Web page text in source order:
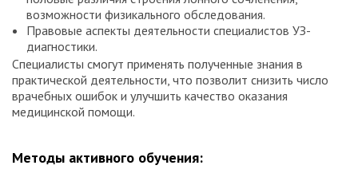
возможности физикального обследования.
Правовые аспекты деятельности специалистов УЗ-
диагностики.
Специалисты смогут применять полученные знания в
практической деятельности, что позволит снизить число
врачебных ошибок и улучшить качество оказания
медицинской помощи.
Методы активного обучения: